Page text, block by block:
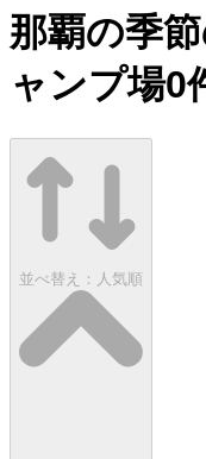
那覇の季
ャンプ場0
並べ替え： 人気順